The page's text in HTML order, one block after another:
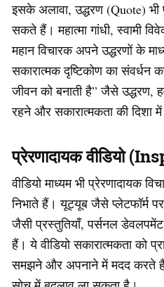
इसके अलावा, उद्धरण (Quote) भी
सकते हैं। महात्मा गांधी, स्वामी
महान विचारक अपने उद्धरणों के
सकारात्मक दृष्टिकोण का
जीवन को बनाती है” जैसे उद्धरण,
रहने और सकारात्मकता की दिशा
प्रेरणादायक वीडियो
वीडियो माध्यम भी प्रेरणादायक
निभाते हैं। यूट्यूब जैसे प्लेटफॉर्म
जैसी प्रस्तुतियाँ, पर्सनल डेवलपमेंट
हैं। ये वीडियो सकारात्मकता को
समझने और अपनाने में मदद करते